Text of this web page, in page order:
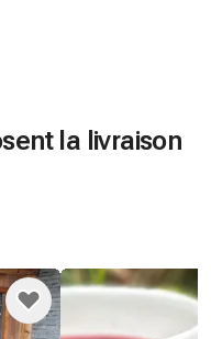
la livraison